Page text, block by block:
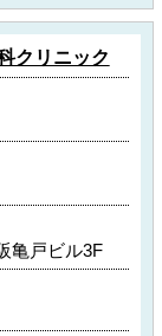
クリニック
亀戸ビル3F